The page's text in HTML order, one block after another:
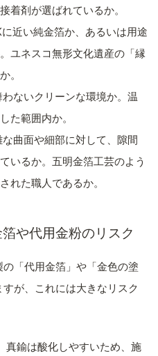
着剤が選ばれているか。
近い純金箔か、あるいは用途
ユネスコ無形文化遺産の「縁
。
ないクリーンな環境か。温
た範囲内か。
な曲面や細部に対して、隙間
いるか。五明金箔工芸のよう
れた職人であるか。
や代用金粉のリスク
「代用金箔」や「金色の塗
が、これには大きなリスク
真鍮は酸化しやすいため、施